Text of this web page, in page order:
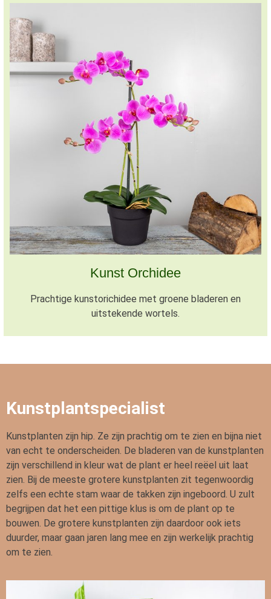
Kunst Orchidee
Prachtige kunstorichidee met groene bladeren en
uitstekende wortels.
Kunstplantspecialist
Kunstplanten zijn hip. Ze zijn prachtig om te zien en bijna niet
van echt te onderscheiden. De bladeren van de kunstplanten
zijn verschillend in kleur wat de plant er heel reëel uit laat
zien. Bij de meeste grotere kunstplanten zit tegenwoordig
zelfs een echte stam waar de takken zijn ingeboord. U zult
begrijpen dat het een pittige klus is om de plant op te
bouwen. De grotere kunstplanten zijn daardoor ook iets
duurder, maar gaan jaren lang mee en zijn werkelijk prachtig
om te zien.